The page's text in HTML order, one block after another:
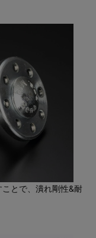
とで、潰れ剛性&耐